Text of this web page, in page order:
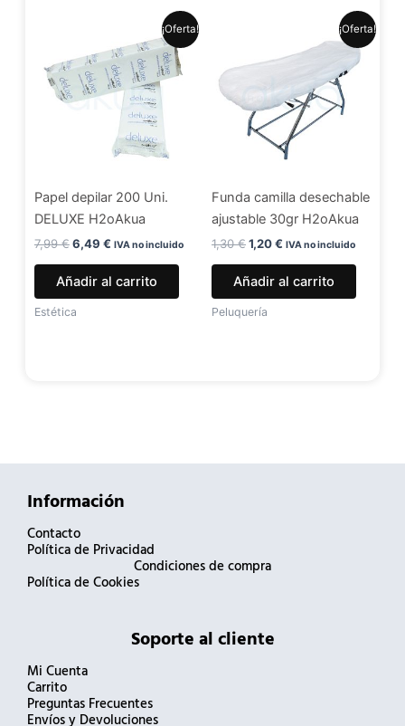
¡Oferta!
Papel depilar 200 Uni.
DELUXE H2oAkua
7,99€
original
era:
7,99 €.
6,49 €
precio
actual
es:
6,49 €.
IVA no incluido
Añadir al carrito
Estética
¡Oferta!
Funda camilla desechable
ajustable 30gr H2oAkua
1,30€
original
era:
1,20€
actual
1,20 €.
IVA no incluido
Añadir al carrito
Peluquería
Información
Contacto
Política de Privacidad
Condiciones de compra
Política de Cookies
Soporte al cliente
Mi Cuenta
Carrito
Preguntas Frecuentes
Envíos y Devoluciones